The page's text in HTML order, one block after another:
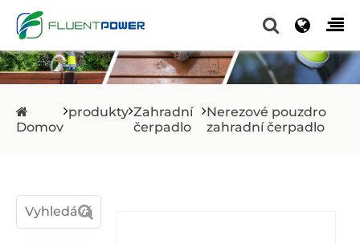
Domov
produkty Zahradní
čerpadlo
Nerezové pouzdro
zahradní čerpadlo